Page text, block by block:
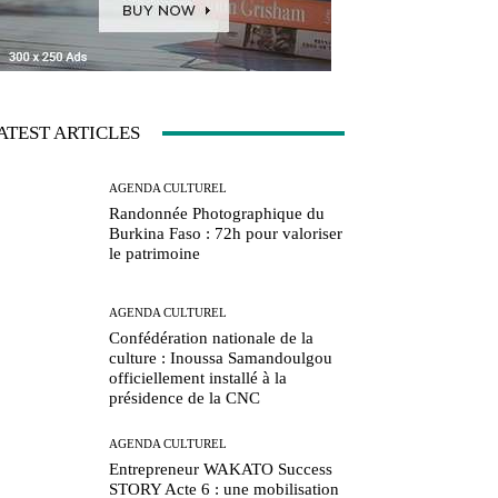
ARTICLES
AGENDA CULTUREL
Randonnée Photographique du
Burkina Faso : 72h pour valoriser
le patrimoine
AGENDA CULTUREL
Confédération nationale de la
culture : Inoussa Samandoulgou
officiellement installé à la
présidence de la CNC
AGENDA CULTUREL
Entrepreneur WAKATO Success
STORY Acte 6 : une mobilisation